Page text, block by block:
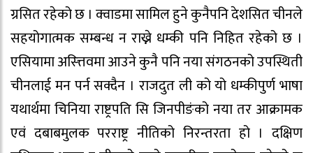
ग्रसित रहेको छ । क्वाडमा सामिल हुने कुनैपनि देशसित चीनले
सहयोगात्मक सम्बन्ध न राख्ने धम्की पनि निहित रहेको छ ।
एसियामा अस्त्तिवमा आउने कुनै पनि नया संगठनको उपस्थिती
चीनलाई मन पर्न सक्दैन । राजदुत ली को यो धम्कीपुर्ण भाषा
यथार्थमा चिनिया राष्ट्रपति सि जिनपीङंको नया तर आक्रामक
एवं दबाबमुलक परराष्ट्र नीतिको निरन्तरता हो । दक्षिण